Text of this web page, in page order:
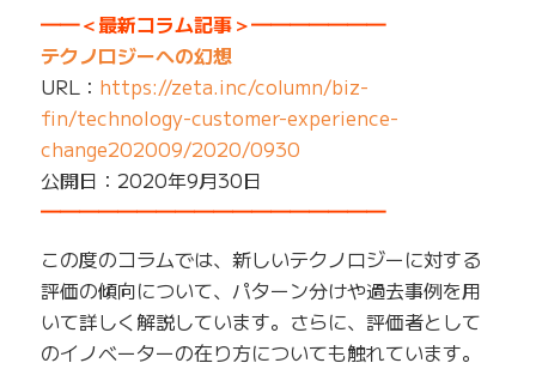
━━＜最新コラム記事＞━━━━━━━
テクノロジーへの幻想
URL： https://zeta.inc/column/biz-
fin/technology-customer-experience-
change202009/2020/0930
公開日：2020年9月30日
━━━━━━━━━━━━━━━━━━
この度のコラムでは、新しいテクノロジーに対する
評価の傾向について、パターン分けや過去事例を用
いて詳しく解説しています。さらに、評価者として
のイノベーターの在り方についても触れています。